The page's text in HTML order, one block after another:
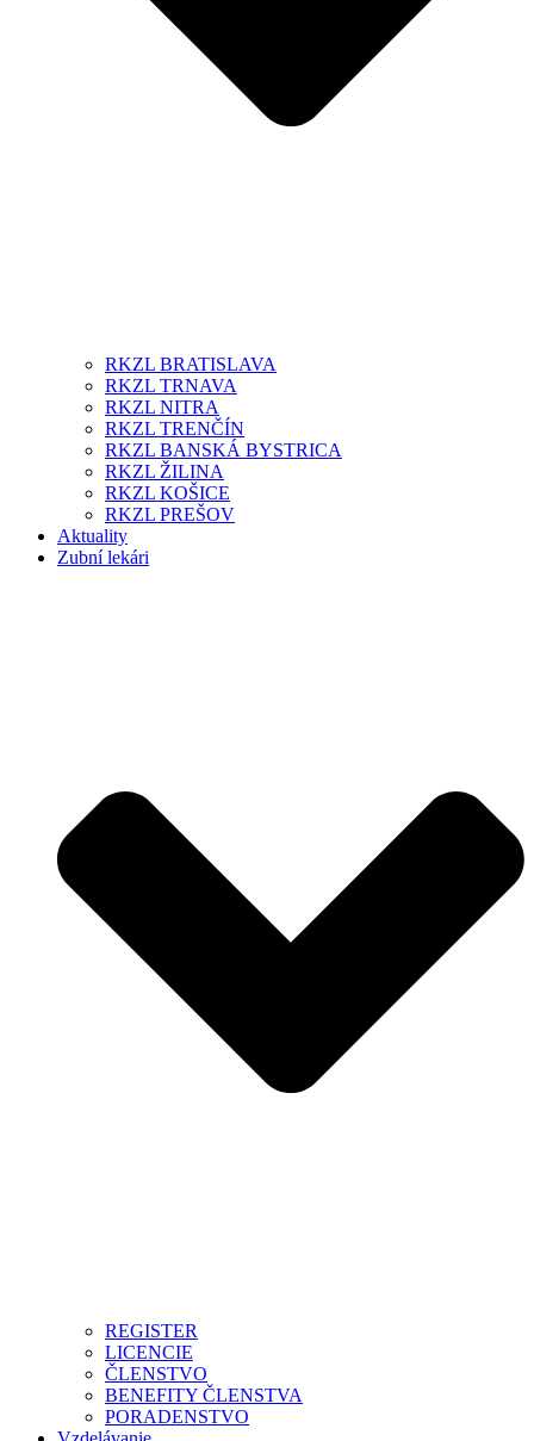
RKZL BRATISLAVA
RKZL TRNAVA
RKZL NITRA
RKZL TRENČÍN
RKZL BANSKÁ BYSTRICA
RKZL ŽILINA
RKZL KOŠICE
RKZL PREŠOV
Aktuality
Zubní lekári
REGISTER
LICENCIE
ČLENSTVO
BENEFITY ČLENSTVA
PORADENSTVO